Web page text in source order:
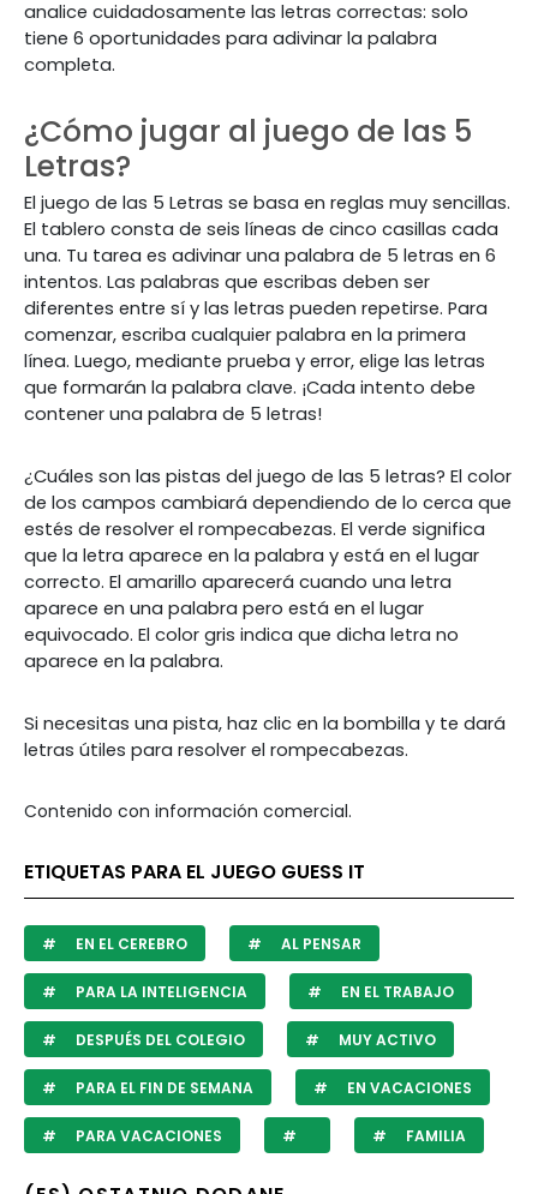
analice cuidadosamente las letras correctas: solo
tiene 6 oportunidades para adivinar la palabra
completa.
¿Cómo jugar al juego de las 5
Letras?
El juego de las 5 Letras se basa en reglas muy sencillas.
El tablero consta de seis líneas de cinco casillas cada
una. Tu tarea es adivinar una palabra de 5 letras en 6
intentos. Las palabras que escribas deben ser
diferentes entre sí y las letras pueden repetirse. Para
comenzar, escriba cualquier palabra en la primera
línea. Luego, mediante prueba y error, elige las letras
que formarán la palabra clave. ¡Cada intento debe
contener una palabra de 5 letras!
¿Cuáles son las pistas del juego de las 5 letras? El color
de los campos cambiará dependiendo de lo cerca que
estés de resolver el rompecabezas. El verde significa
que la letra aparece en la palabra y está en el lugar
correcto. El amarillo aparecerá cuando una letra
aparece en una palabra pero está en el lugar
equivocado. El color gris indica que dicha letra no
aparece en la palabra.
Si necesitas una pista, haz clic en la bombilla y te dará
letras útiles para resolver el rompecabezas.
Contenido con información comercial.
ETIQUETAS PARA EL JUEGO GUESS IT
EN EL CEREBRO AL PENSAR
PARA LA INTELIGENCIA EN EL TRABAJO
DESPUÉS DEL COLEGIO MUY ACTIVO
PARA EL FIN DE SEMANA EN VACACIONES
PARA VACACIONES FAMILIA